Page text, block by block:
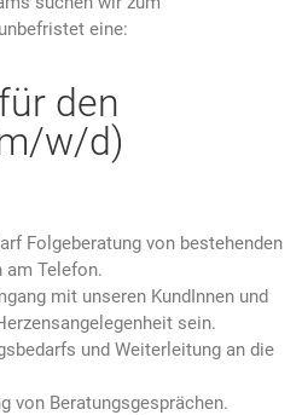
eine:
den
w/d)
Folgeberatung von bestehenden
am Telefon.
mit unseren KundInnen und
sein.
und Weiterleitung an die
von Beratungsgesprächen.